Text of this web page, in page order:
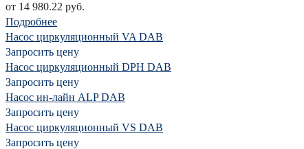
от 14 980.22 руб.
Подробнее
Насос циркуляционный VA DAB
Запросить цену
Насос циркуляционный DPH DAB
Запросить цену
Насос ин-лайн ALP DAB
Запросить цену
Насос циркуляционный VS DAB
Запросить цену